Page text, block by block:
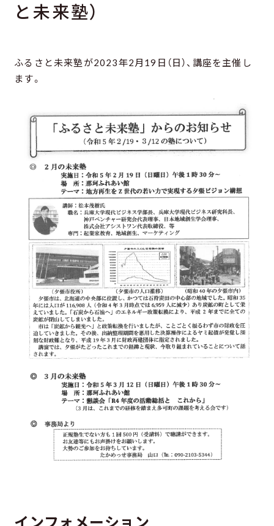
と未来塾）
ふるさと未来塾が2023年2月19日（日）、講座を主催し
ます。
インフォメーション